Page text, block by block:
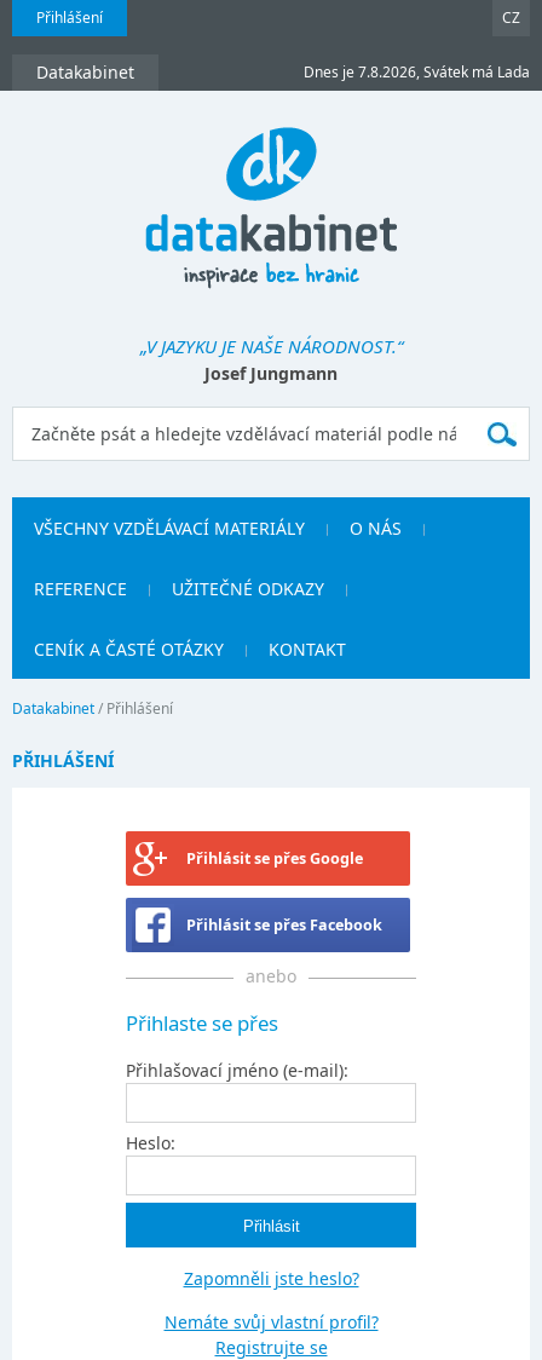
Přihlášení CZ
Datakabinet Dnes je 7.8.2026, Svátek má Lada
„V JAZYKU JE NAŠE NÁRODNOST.“
Josef Jungmann
VŠECHNY VZDĚLÁVACÍ MATERIÁLY O NÁS
REFERENCE UŽITEČNÉ ODKAZY
CENÍK A ČASTÉ OTÁZKY KONTAKT
Datakabinet/ Přihlášení
PŘIHLÁŠENÍ
Přihlásit se přes Google
Přihlásit se přes Facebook
anebo
Přihlaste se přes
Přihlašovací jméno (e-mail):
Heslo:
Zapomněli jste heslo?
Nemáte svůj vlastní profil?
Registrujte se